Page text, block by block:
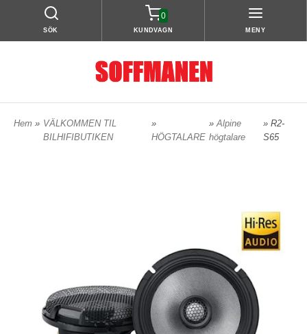
SÖK
0
KUNDVAGN MENY
Hem » VÄLKOMMEN TIL
BILHIFIBUTIKEN
»
HÖGTALARE
» Alpine
högtalare
» R2-
S65